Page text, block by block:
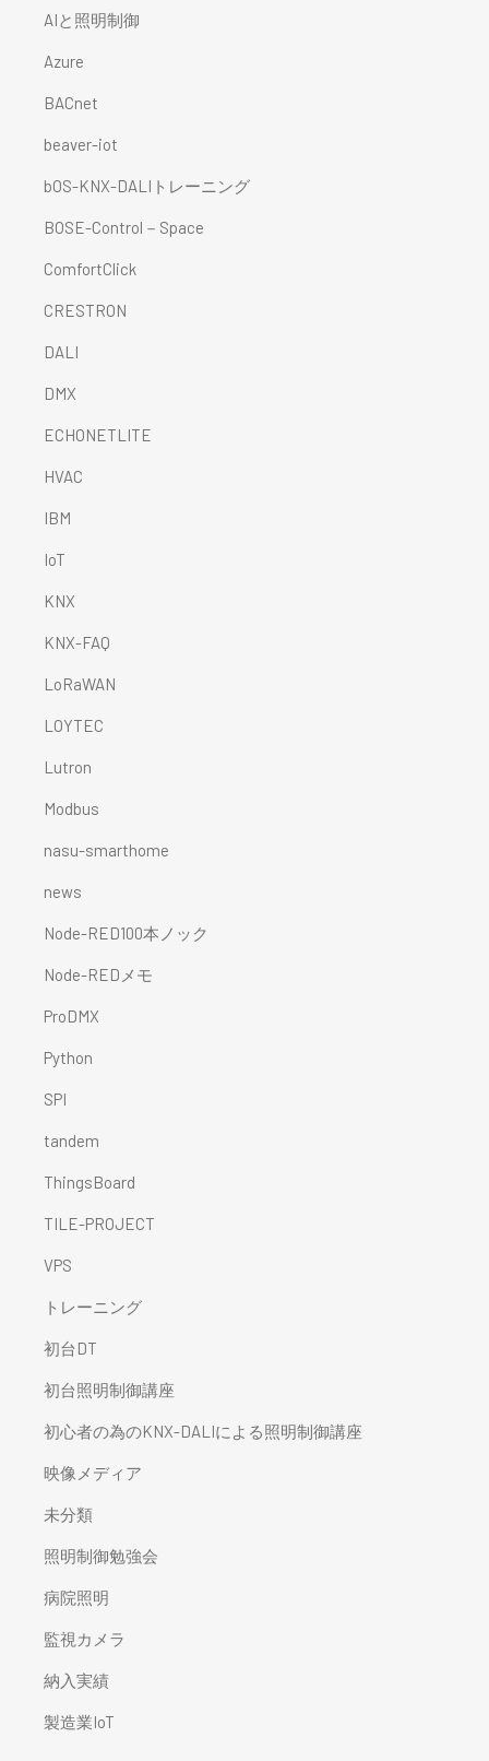
AIと照明制御
Azure
BACnet
beaver-iot
bOS-KNX-DALIトレーニング
BOSE-Control－Space
ComfortClick
CRESTRON
DALI
DMX
ECHONETLITE
HVAC
IBM
IoT
KNX
KNX-FAQ
LoRaWAN
LOYTEC
Lutron
Modbus
nasu-smarthome
news
Node-RED100本ノック
Node-REDメモ
ProDMX
Python
SPI
tandem
ThingsBoard
TILE-PROJECT
VPS
トレーニング
初台DT
初台照明制御講座
初心者の為のKNX-DALIによる照明制御講座
映像メディア
未分類
照明制御勉強会
病院照明
監視カメラ
納入実績
製造業IoT